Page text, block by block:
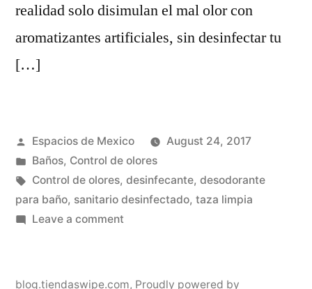
realidad solo disimulan el mal olor con
aromatizantes artificiales, sin desinfectar tu
[…]
Posted
by
Espacios de Mexico
August 24, 2017
Posted
in
Baños, Control de olores
Tags:
Control de olores, desinfecante, desodorante
para baño, sanitario desinfectado, taza limpia
Leave a commenton
blog.tiendaswipe.com, Proudly powered by